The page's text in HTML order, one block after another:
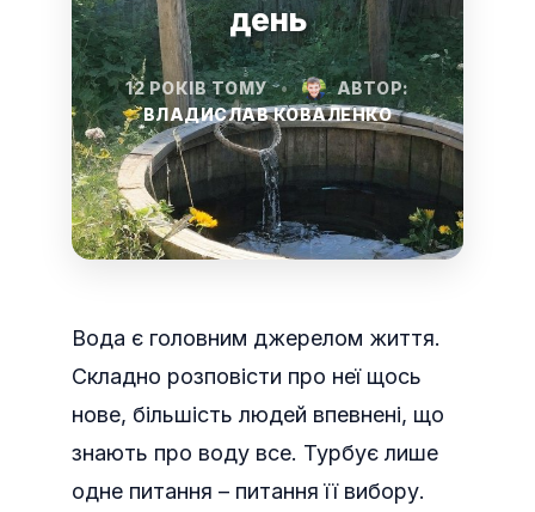
день
12 РОКІВ ТОМУ •
АВТОР:
ВЛАДИСЛАВ КОВАЛЕНКО
Вода є головним джерелом життя.
Складно розповісти про неї щось
нове, більшість людей впевнені, що
знають про воду все. Турбує лише
одне питання – питання її вибору.